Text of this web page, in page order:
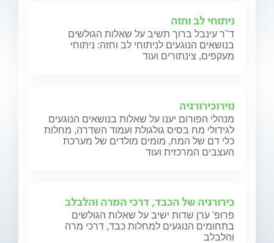
ניתוחי לב וחזה
ד"ר עינבל ברוך תשיב על שאלות הגולשים
בנושאים הנוגעים לניתוחי לב וחזה: ניתוחי
מעקפים, צינתורים ועוד
נוירוכירורגיה
מנהלי הפורום יענו על שאלות בנושאים הנוגעים
לגידולי מח בסיס גולגולת ועמוד השדרה, מחלות
כלי דם של המח, מומים מולדים של מערכת
העצבים המרכזית ועוד
כירורגיה של הכבד, דרכי המרה והלבלב
פרופ' ערן שדות ישיב על שאלות הגולשים
בתחומים הנוגעים למחלות כבד, דרכי מרה
והלבלב